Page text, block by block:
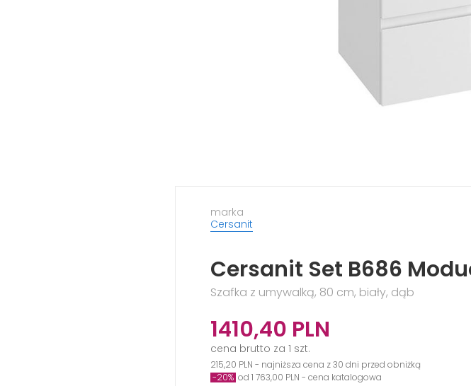
marka
Cersanit
Cersanit Set B686
Szafka z umywalką, 80 cm, biały, dąb
1410,40 PLN
cena brutto za 1 szt.
215,20 PLN - najniższa cena z 30 dni przed obniżką
-20% od 1 763,00 PLN - cena katalogowa